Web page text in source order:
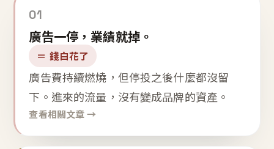
01
廣告一停，業績就掉。
＝ 錢白花了
廣告費持續燃燒，但停投之後什麼都沒留
下。進來的流量，沒有變成品牌的資產。
查看相關文章 →